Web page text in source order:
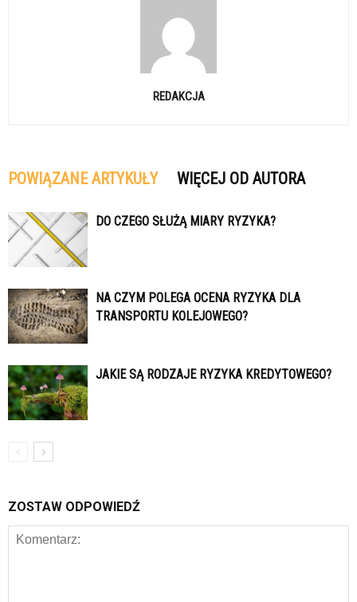
REDAKCJA
POWIĄZANE ARTYKUŁY WIĘCEJ OD AUTORA
DO CZEGO SŁUŻĄ MIARY RYZYKA?
NA CZYM POLEGA OCENA RYZYKA DLA
TRANSPORTU KOLEJOWEGO?
JAKIE SĄ RODZAJE RYZYKA KREDYTOWEGO?
ZOSTAW ODPOWIEDŹ